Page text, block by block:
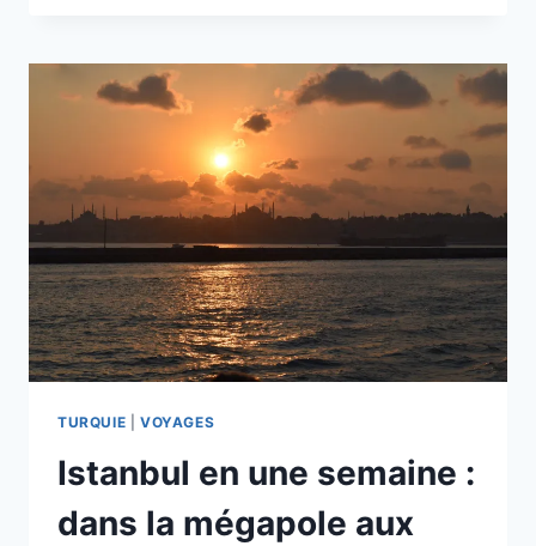
CHEMINÉES
DE
FÉES
CITÉS
TROGLODYTES
TURQUIE VOYAGES
Istanbul en une semaine :
dans la mégapole aux